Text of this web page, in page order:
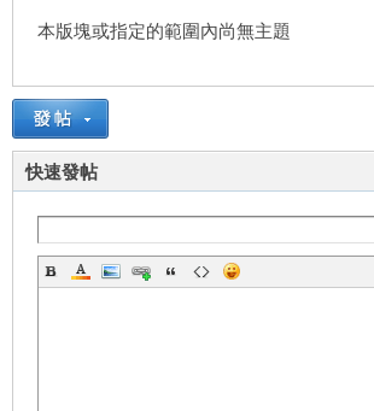
本版塊或指定的範圍內尚無主題
快速發帖